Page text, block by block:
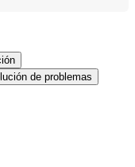
de problemas